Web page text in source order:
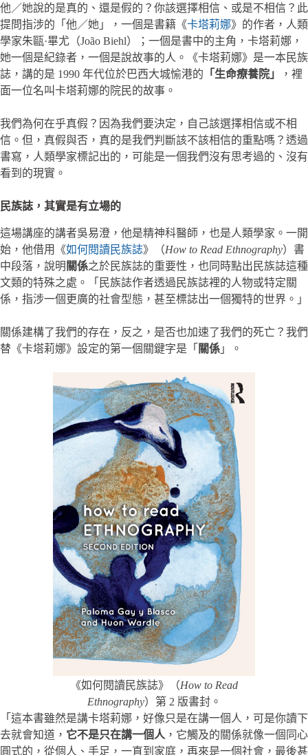
他／她說的是真的、還是假的？你該選擇相信、或是不相信？此
提問指涉的「他／她」，一個是書籍《卡塔莉娜》的作者，人類
學家朱甌·畢尤（João Biehl）；一個是書中的主角，卡塔莉娜，
她一個是紀錄者，一個是說故事的人。《卡塔莉娜》是一本民族
誌，講的是 1990 年代位於巴西大城愉港的 「生命療養院」
，裡
面一位名叫卡塔莉娜的院民的故事。
我們為何在乎真假？因為我們要決定，自己該選擇相信或不相
信。但，真假與否，真的是我們判斷該不該相信的重點嗎？透過
書寫，人類學家標記出的，可能是一個我們沒有思考過的、沒有
看到的現實。
民族誌，其實是有立場的
這場講座的講者吳易澄，他是精神科醫師，也是人類學家。一開
始，他借用《如何閱讀民族誌》（How to Read Ethnography）書
中段落，說明 關係之於民族誌的重要性，也同時點出民族誌這種
文類的特殊之處。「民族誌作者透過民族誌裡的人物或特定關
係，指涉一個更廣的社會型態，甚至標誌出一個獨特的世界。」
關係建構了我們的存在，反之，是否也加速了我們的死亡？我們
替《卡塔莉娜》設定的第一個關鍵字是「 關係 」。
《如何閱讀民族誌》（How to Read
Ethnography）第 2 版書封。
「這本書雖然是講卡塔莉娜，好像只是在講一個人，可是你讀下
去就會知道， 它不是只在講一個人 ，它觸及的關係就像一個同心
圓式的，從個人、手足，一直到家庭，再來是一個社會，最後甚